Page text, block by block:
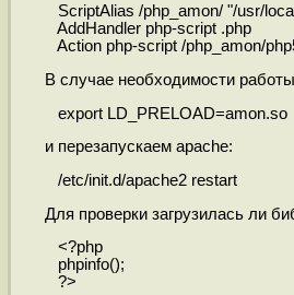
ScriptAlias /php_amon/ "/usr/
AddHandler php-script .php
Action php-script /php_amon/
В случае необходимости
export LD_PRELOAD=amon.so
и перезапускаем apache:
/etc/init.d/apache2 restart
Для проверки загрузилась ли
<?php
phpinfo();
?>